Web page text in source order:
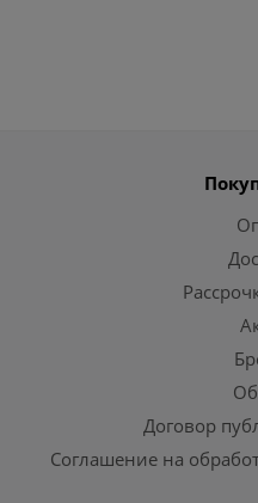
Договор
Соглашение на